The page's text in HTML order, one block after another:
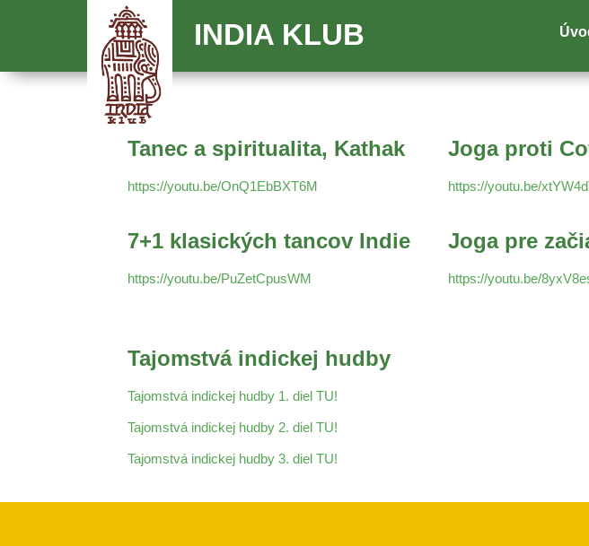
INDIA KLUB
Tanec a spiritualita, Kathak
https://youtu.be/OnQ1EbBXT6M
Joga proti
https://youtu.be/
7+1 klasických tancov Indie
https://youtu.be/PuZetCpusWM
Joga pre
https://youtu.be/
Tajomstvá indickej hudby
Tajomstvá indickej hudby 1. diel TU!
Tajomstvá indickej hudby 2. diel TU!
Tajomstvá indickej hudby 3. diel TU!